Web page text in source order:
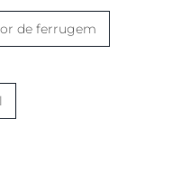
de ferrugem